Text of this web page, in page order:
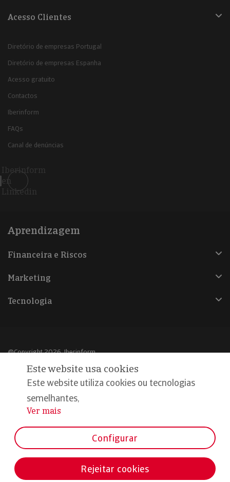
Acesso Clientes
Diretório de empresas Portugal
Diretório de empresas Espanha
Acesso gratuito
Contactos
Iberinform
FAQs
Canal de denúncias
Iberinform
en
Linkedin
Aprendizagem
Financeira e Riscos
Marketing
Tecnologia
@Copyright 2026, Iberinform
Política de cookies
Declaração de privacidade
Compromisso qualidade e segurança
Este website usa cookies
Este website utiliza cookies ou tecnologias
semelhantes,
...
Ver mais
Configurar
Rejeitar cookies